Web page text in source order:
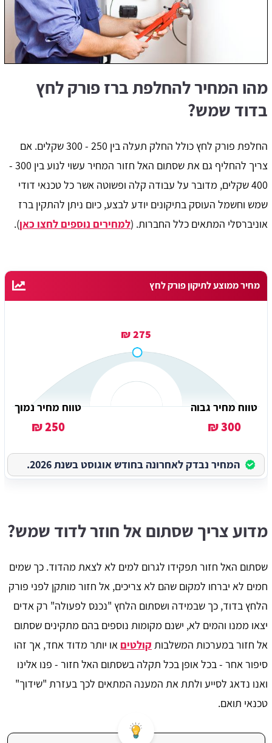
מהו המחיר להחלפת ברז פורק לחץ
בדוד שמש?
החלפת פורק לחץ כולל החלק תעלה בין 250 - 300 שקלים. אם
צריך להחליף גם את שסתום האל חזור המחיר עשוי לנוע בין 300 -
400 שקלים, מדובר על עבודה קלה ופשוטה אשר כל טכנאי דודי
שמש וחשמל העוסק בתיקונים יודע לבצע, כיום ניתן להתקין ברז
אוניברסלי המתאים כלל החברות. (למחירים נוספים לחצו כאן).
מחיר ממוצע לתיקון פורק לחץ
275 ₪
טווח מחיר גבוה
300 ₪
טווח מחיר נמוך
250 ₪
המחיר נבדק לאחרונה בחודש אוגוסט בשנת 2026.
מדוע צריך שסתום אל חוזר לדוד שמש?
שסתום האל חזור תפקידו לגרום למים לא לצאת מהדוד. כך שמים
חמים לא יברחו למקום שהם לא צריכים, אל חזור מותקן לפני פורק
הלחץ בדוד, כך שבמידה ושסתום הלחץ "נכנס לפעולה" רק אדים
יצאו ממנו והמים לא, ישנם מקומות נוספים בהם מתקינים שסתום
אל חזור במערכות המשלבות קולטים או יותר מדוד אחד, אך זהו
סיפור אחר - בכל אופן בכל תקלה בשסתום האל חזור - פנו אלינו
ואנו נדאג לסייע ולתת את המענה המתאים לכך בעזרת "שידוך"
טכנאי תואם.